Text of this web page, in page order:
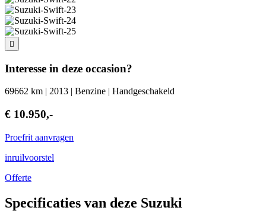
Interesse in deze occasion?
69662 km | 2013 | Benzine | Handgeschakeld
€ 10.950,-
Proefrit aanvragen
inruilvoorstel
Offerte
Specificaties van deze Suzuki